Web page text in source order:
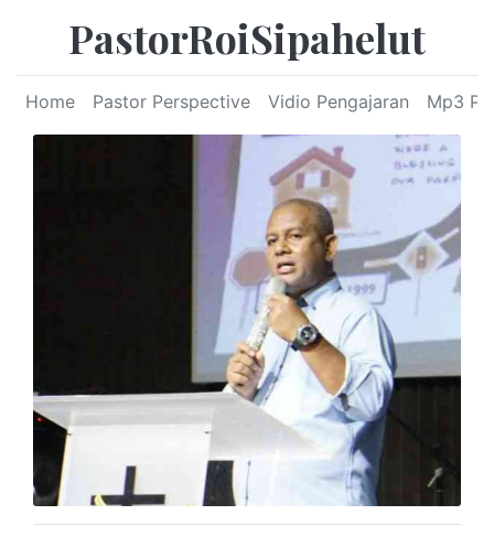
PastorRoiSipahelut
Home Pastor Perspective Vidio Pengajaran Mp3